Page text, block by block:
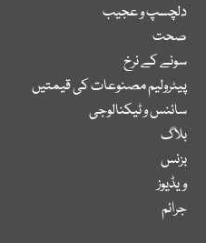
دلچسپ و عجیب
صحت
سونے کے نرخ
پیٹرولیم مصنوعات کی قیمتیں
سائنس و ٹیکنالوجی
بلاگ
بزنس
ویڈیوز
جرائم